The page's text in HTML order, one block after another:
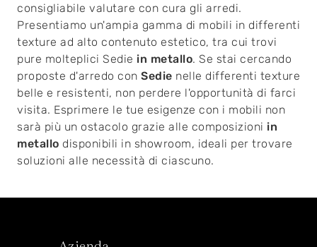
consigliabile valutare con cura gli arredi.
Presentiamo un'ampia gamma di mobili in differenti
texture ad alto contenuto estetico, tra cui trovi
pure molteplici Sedie in metallo. Se stai cercando
proposte d'arredo con Sedie nelle differenti texture
belle e resistenti, non perdere l'opportunità di farci
visita. Esprimere le tue esigenze con i mobili non
sarà più un ostacolo grazie alle composizioni in
metallo disponibili in showroom, ideali per trovare
soluzioni alle necessità di ciascuno.